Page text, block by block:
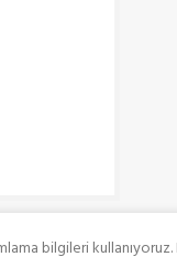
bilgileri